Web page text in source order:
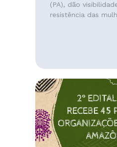
(PA), dão
resistência das